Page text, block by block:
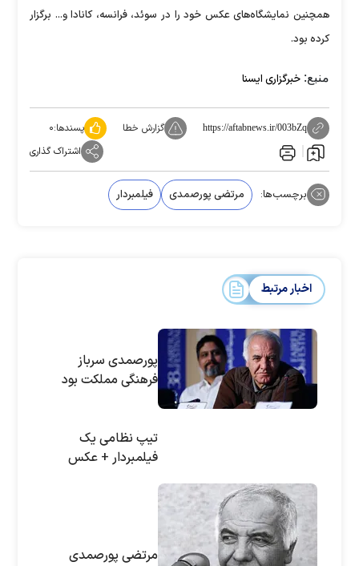
همچنین نمایشگاه‌های عکس خود را در سوئد، فرانسه، کانادا و... برگزار
کرده بود.
منبع: خبرگزاری ایسنا
https://aftabnews.ir/003bZq گزارش خطا پسندها:۰
اشتراک گذاری
برچسب‌ها: مرتضی پورصمدی فیلمبردار
اخبار مرتبط
پورصمدی سرباز
فرهنگی مملکت بود
تیپ نظامی یک
فیلمبردار + عکس
مرتضی پورصمدی